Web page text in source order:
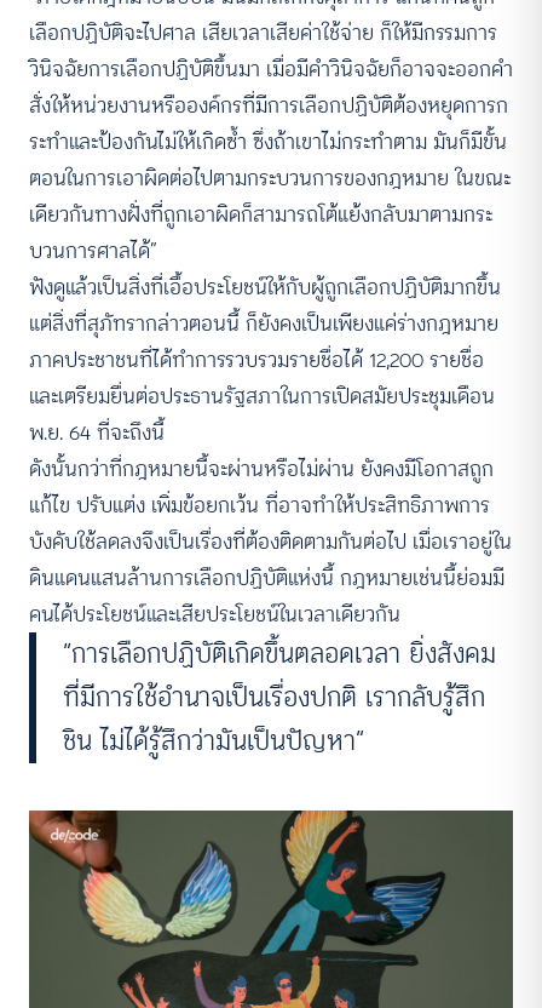
เลือกปฏิบัติจะไปศาล เสียเวลาเสียค่าใช้จ่าย ก็ให้มีกรรมการ
วินิจฉัยการเลือกปฏิบัติขึ้นมา เมื่อมีคำวินิจฉัยก็อาจจะออกคำ
สั่งให้หน่วยงานหรือองค์กรที่มีการเลือกปฏิบัติต้องหยุดการก
ระทำและป้องกันไม่ให้เกิดซ้ำ ซึ่งถ้าเขาไม่กระทำตาม มันก็มีขั้น
ตอนในการเอาผิดต่อไปตามกระบวนการของกฎหมาย ในขณะ
เดียวกันทางฝั่งที่ถูกเอาผิดก็สามารถโต้แย้งกลับมาตามกระ
บวนการศาลได้”
ฟังดูแล้วเป็นสิ่งที่เอื้อประโยชน์ให้กับผู้ถูกเลือกปฏิบัติมากขึ้น
แต่สิ่งที่สุภัทรากล่าวตอนนี้ ก็ยังคงเป็นเพียงแค่ร่างกฎหมาย
ภาคประชาชนที่ได้ทำการรวบรวมรายชื่อได้ 12,200 รายชื่อ
และเตรียมยื่นต่อประธานรัฐสภาในการเปิดสมัยประชุมเดือน
พ.ย. 64 ที่จะถึงนี้
ดังนั้นกว่าที่กฎหมายนี้จะผ่านหรือไม่ผ่าน ยังคงมีโอกาสถูก
แก้ไข ปรับแต่ง เพิ่มข้อยกเว้น ที่อาจทำให้ประสิทธิภาพการ
บังคับใช้ลดลงจึงเป็นเรื่องที่ต้องติดตามกันต่อไป เมื่อเราอยู่ใน
ดินแดนแสนล้านการเลือกปฏิบัติแห่งนี้ กฎหมายเช่นนี้ย่อมมี
คนได้ประโยชน์และเสียประโยชน์ในเวลาเดียวกัน
“การเลือกปฏิบัติเกิดขึ้นตลอดเวลา ยิ่งสังคม
ที่มีการใช้อำนาจเป็นเรื่องปกติ เรากลับรู้สึก
ชิน ไม่ได้รู้สึกว่ามันเป็นปัญหา”